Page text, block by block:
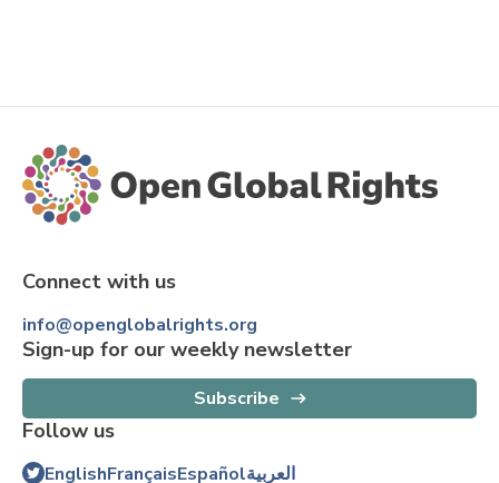
Connect with us
info@openglobalrights.org
Sign-up for our weekly newsletter
Subscribe
Follow us
EnglishFrançaisEspañolالعربية